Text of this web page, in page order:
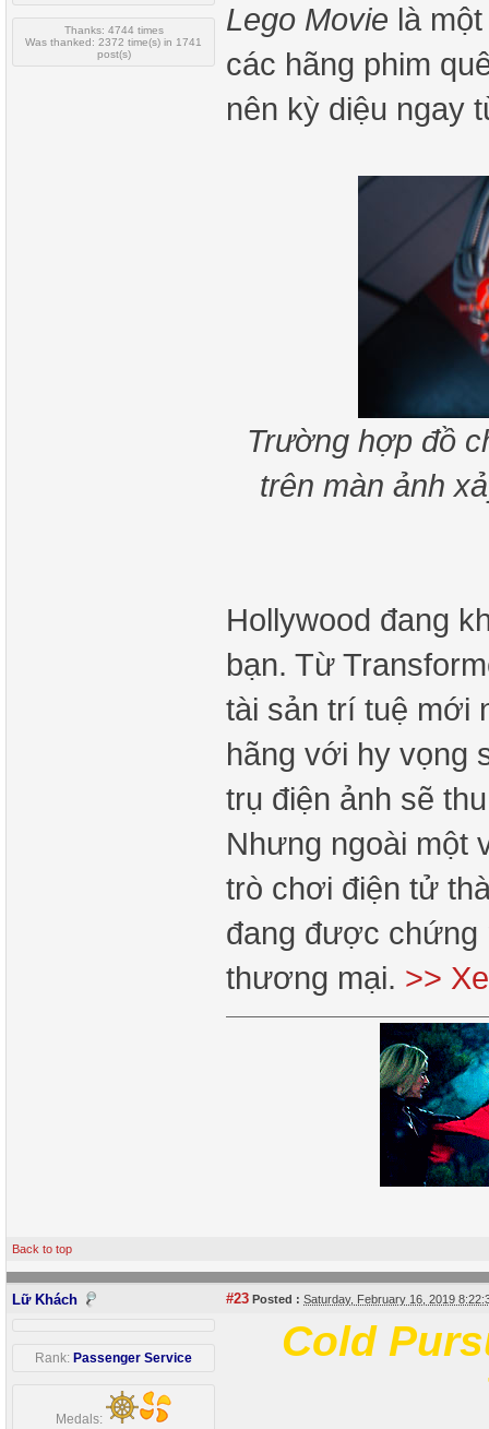
Thanks: 4744 times
Was thanked: 2372 time(s) in 1741
post(s)
Lego Movie là
các hãng phim
nên kỳ diệu ngay
Trường hợp đồ
trên màn ảnh
Hollywood đang
bạn. Từ
tài sản trí tuệ mới
hãng với hy vọng
trụ điện ảnh sẽ
Nhưng ngoài một
trò chơi điện tử
đang được chứng
thương mại. >>
Back to top
Lữ Khách #23 Posted : Saturday, February 16, 2019
Rank: Passenger Service
Medals:
Cold